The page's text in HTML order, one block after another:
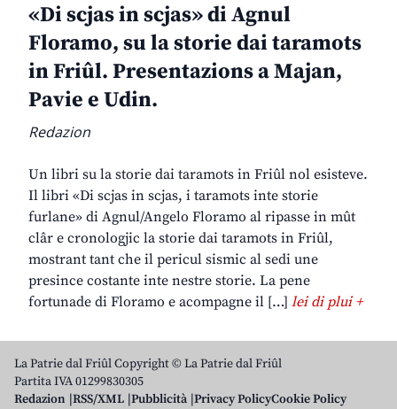
«Di scjas in scjas» di Agnul
Floramo, su la storie dai taramots
in Friûl. Presentazions a Majan,
Pavie e Udin.
Redazion
Un libri su la storie dai taramots in Friûl nol esisteve.
Il libri «Di scjas in scjas, i taramots inte storie
furlane» di Agnul/Angelo Floramo al ripasse in mût
clâr e cronologjic la storie dai taramots in Friûl,
mostrant tant che il pericul sismic al sedi une
presince costante inte nestre storie. La pene
fortunade di Floramo e acompagne il […] lei di plui +
La Patrie dal Friûl Copyright © La Patrie dal Friûl
Partita IVA 01299830305
Redazion RSS/XML Pubblicità Privacy PolicyCookie Policy